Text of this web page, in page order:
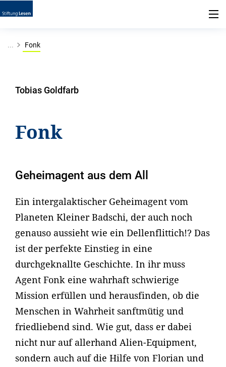
... Fonk
Tobias Goldfarb
Fonk
Geheimagent aus dem All
Ein intergalaktischer Geheimagent vom
Planeten Kleiner Badschi, der auch noch
genauso aussieht wie ein Dellenflittich!? Das
ist der perfekte Einstieg in eine
durchgeknallte Geschichte. In ihr muss
Agent Fonk eine wahrhaft schwierige
Mission erfüllen und herausfinden, ob die
Menschen in Wahrheit sanftmütig und
friedliebend sind. Wie gut, dass er dabei
nicht nur auf allerhand Alien-Equipment,
sondern auch auf die Hilfe von Florian und